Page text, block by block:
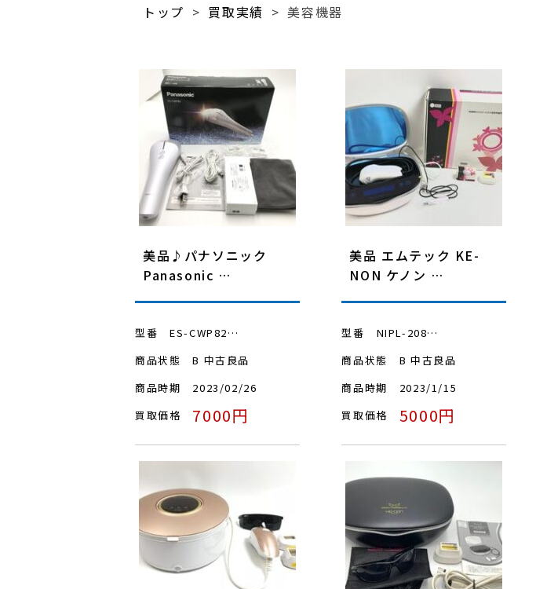
トップ > 買取実績 > 美容機器
美品♪パナソニック
Panasonic …
型番
ES-CWP82…
商品状態
B 中古良品
商品時期
2023/02/26
買取価格
7000円
美品 エムテック KE-
NON ケノン …
型番
NIPL-208…
商品状態
B 中古良品
商品時期
2023/1/15
買取価格
5000円